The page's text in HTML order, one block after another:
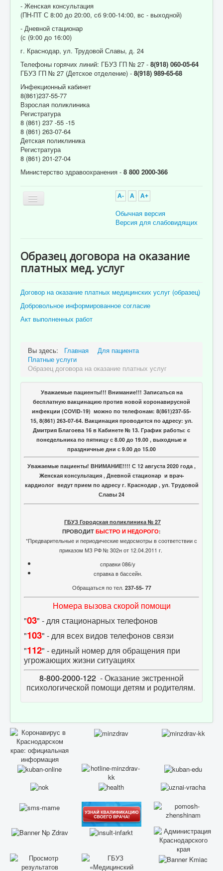
- Женская консультация
(ПН-ПТ С 8:00 до 20:00, сб 9:00-14:00, вс - выходной)
- Дневной стационар
(с (9:00 до 16:00)
г. Краснодар, ул. Трудовой Славы, д. 24
Телефоны горячих линий: ГБУЗ ГП № 27 - 8(918) 060-05-64
ГБУЗ ГП № 27 (Детское отделение) - 8(918) 989-65-68
Инфекционный кабинет
8(861)237-55-77
Взрослая поликлиника
Регистратура
8 (861) 237 -55 -15
8 (861) 263-07-64
Детская поликлиника
Регистратура
8 (861) 201-27-04
Министерство здравоохранения - 8 800 2000-366
A- A A+
Обычная версия
Версия для слабовидящих
Об учреждении
Информация для специалистов
Медицинская профилактика
Контролирующие органы
Лекарственное обеспечение
Документы
Вакансии
Связаться с нами
Отзывы пациентов
Женская консультация
Бессмертный полк
Образец договора на оказание
платных мед. услуг
Договор на оказание платных медицинских услуг (образец)
Добровольное информированное согласие
Акт выполненных работ
Вы здесь: Главная
Для пациента
Платные услуги
Образец договора на оказание платных услуг
Уважаемые пациенты!!! Внимание!!! Записаться на
бесплатную вакцинацию против новой коронавирусной
инфекции (COVID-19) можно по телефонам: 8(861)237-55-
15, 8(861) 263-07-64. Вакцинация проводится по адресу: ул.
Дмитрия Благоева 16 в Кабинете № 13. График работы: с
понедельника по пятницу с 8.00 до 19.00 , выходные и
праздничные дни с 9.00 до 15.00
Уважаемые пациенты! ВНИМАНИЕ!!!! С 12 августа 2020 года ,
Женская консультация , Дневной стационар и врач-
кардиолог ведут прием по адресу г. Краснодар , ул. Трудовой
Славы 24
ГБУЗ Городская поликлиника № 27
ПРОВОДИТ БЫСТРО И НЕДОРОГО:
*Предварительные и периодические медосмотры в соответствии с
приказом МЗ РФ № 302н от 12.04.2011 г.
справки 086/у
справка в бассейн.
Обращаться по тел. 237-55- 77
Номера вызова скорой помощи
"03" - для стационарных телефонов
"103" - для всех видов телефонов связи
"112" - единый номер для обращения при
угрожающих жизни ситуациях
8-800-2000-122 - Оказание экстренной
психологической помощи детям и родителям.